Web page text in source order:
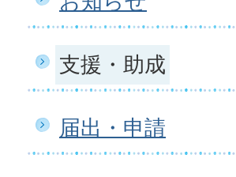
支援・助成
届出・申請